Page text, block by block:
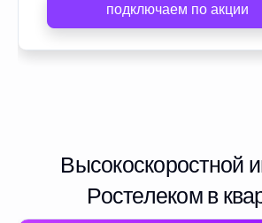
подключаем по акции
Высокоскоростной
Ростелеком в